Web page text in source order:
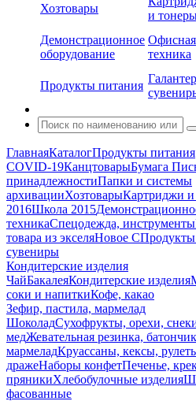
Хозтовары
и
Демонстрационное
оборудование
Офисная
техника
Продукты питания
ГлавнаяКаталогПродукты питания
COVID-19КанцтоварыБумага
принадлежностиПапки и системы
архивацииХозтоварыКартриджи
2016Школа 2015
техникаСпецодежда, инструменты
товара из экселяНовое С
сувениры
Кондитерские изделия
ЧайБакалеяКондитерские изделия
соки и напиткиКофе, какао
Зефир, пастила, мармелад
ШоколадСухофрукты, орехи,
медЖевательная резинка,
мармеладКруассаны, кексы,
дражеНаборы конфетПеченье,
пряникиХлебобулочные изделия
фасованные